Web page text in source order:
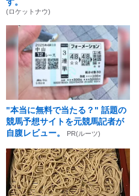
(ロケットナウ)
"本当に無料で当たる？" 話題の
競馬予想サイトを元競馬記者が
自腹レビュー。
PR(ルーツ)